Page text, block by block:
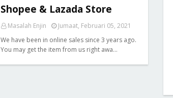
Shopee & Lazada Store
Masalah Enjin
Jumaat, Februari 05, 2021
We have been in online sales since 3 years ago.
You may get the item from us right awa…